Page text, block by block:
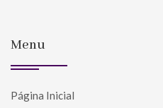
Menu
Página Inicial